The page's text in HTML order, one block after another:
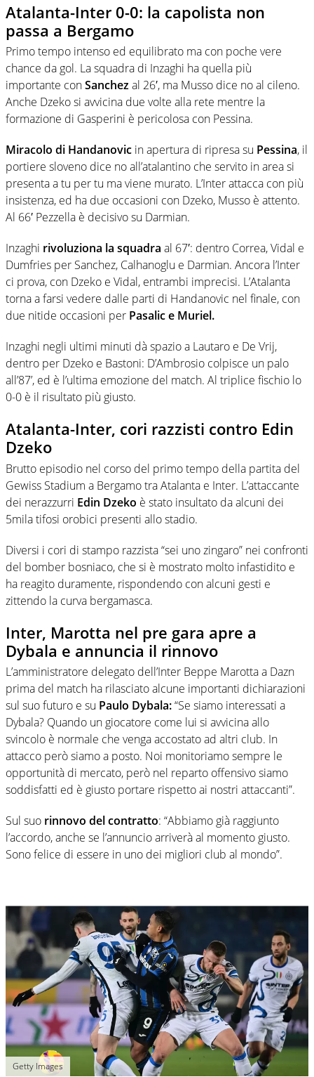
Atalanta-Inter 0-0: la capolista non
passa a Bergamo
Primo tempo intenso ed equilibrato ma con poche vere
chance da gol. La squadra di Inzaghi ha quella più
importante conSanchezal 26′, ma Musso dice no al cileno.
Anche Dzeko si avvicina due volte alla rete mentre la
formazione di Gasperini è pericolosa con Pessina.
Miracolo di Handanovic in apertura di ripresa su Pessina, il
portiere sloveno dice no all’atalantino che servito in area si
presenta a tu per tu ma viene murato. L’Inter attacca con più
insistenza, ed ha due occasioni con Dzeko, Musso è attento.
Al 66′ Pezzella è decisivo su Darmian.
Inzaghi rivoluziona la squadra al 67′: dentro Correa, Vidal e
Dumfries per Sanchez, Calhanoglu e Darmian. Ancora l’Inter
ci prova, con Dzeko e Vidal, entrambi imprecisi. L’Atalanta
torna a farsi vedere dalle parti di Handanovic nel finale, con
due nitide occasioni per Pasalic e Muriel.
Inzaghi negli ultimi minuti dà spazio a Lautaro e De Vrij,
dentro per Dzeko e Bastoni: D’Ambrosio colpisce un palo
all’87’, ed è l’ultima emozione del match. Al triplice fischio lo
0-0 è il risultato più giusto.
Atalanta-Inter, cori razzisti contro Edin
Dzeko
Brutto episodio nel corso del primo tempo della partita del
Gewiss Stadium a Bergamo tra Atalanta e Inter. L’attaccante
dei nerazzurri Edin Dzeko è stato insultato da alcuni dei
5mila tifosi orobici presenti allo stadio.
Diversi i cori di stampo razzista “sei uno zingaro” nei confronti
del bomber bosniaco, che si è mostrato molto infastidito e
ha reagito duramente, rispondendo con alcuni gesti e
zittendo la curva bergamasca.
Inter, Marotta nel pre gara apre a
Dybala e annuncia il rinnovo
L’amministratore delegato dell’Inter Beppe Marotta a Dazn
prima del match ha rilasciato alcune importanti dichiarazioni
sul suo futuro e su Paulo Dybala:“Se siamo interessati a
Dybala? Quando un giocatore come lui si avvicina allo
svincolo è normale che venga accostato ad altri club. In
attacco però siamo a posto. Noi monitoriamo sempre le
opportunità di mercato, però nel reparto offensivo siamo
soddisfatti ed è giusto portare rispetto ai nostri attaccanti”.
Sul suo rinnovo del contratto: “Abbiamo già raggiunto
l’accordo, anche se l’annuncio arriverà al momento giusto.
Sono felice di essere in uno dei migliori club al mondo”.
Getty Images